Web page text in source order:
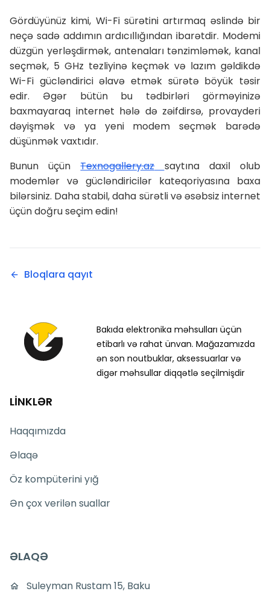
Gördüyünüz kimi, Wi-Fi sürətini artırmaq əslində bir
neçə sadə addımın ardıcıllığından ibarətdir. Modemi
düzgün yerləşdirmək, antenaları tənzimləmək, kanal
seçmək, 5 GHz tezliyinə keçmək və lazım gəldikdə
Wi-Fi gücləndirici əlavə etmək sürətə böyük təsir
edir. Əgər bütün bu tədbirləri görməyinizə
baxmayaraq internet hələ də zəifdirsə, provayderi
dəyişmək və ya yeni modem seçmək barədə
düşünmək vaxtıdır.
Bunun üçünTexnogallery.az
saytına daxil olub
modemlər və gücləndiricilər kateqoriyasına baxa
bilərsiniz. Daha stabil, daha sürətli və əsəbsiz internet
üçün doğru seçim edin!
Bloqlara qayıt
Bakıda elektronika məhsulları üçün
etibarlı və rahat ünvan. Mağazamızda
ən son noutbuklar, aksessuarlar və
digər məhsullar diqqətlə seçilmişdir
LİNKLƏR
Haqqımızda
Əlaqə
Öz kompüterini yığ
Ən çox verilən suallar
ƏLAQƏ
Suleyman Rustam 15, Baku